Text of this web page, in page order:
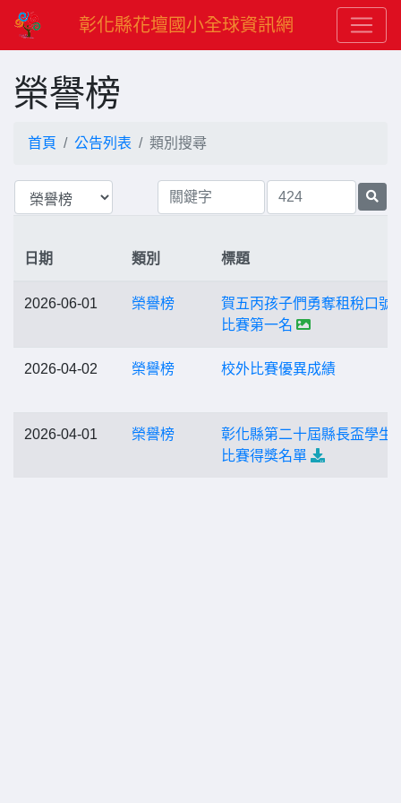
彰化縣花壇國小全球資訊網
榮譽榜
首頁 公告列表 類別搜尋
日期 類別 標題
2026-06-01 榮譽榜
賀五丙孩子們勇奪租稅口號
比賽第一名
2026-04-02 榮譽榜 校外比賽優異成績
2026-04-01 榮譽榜
彰化縣第二十屆縣長盃學生
比賽得獎名單